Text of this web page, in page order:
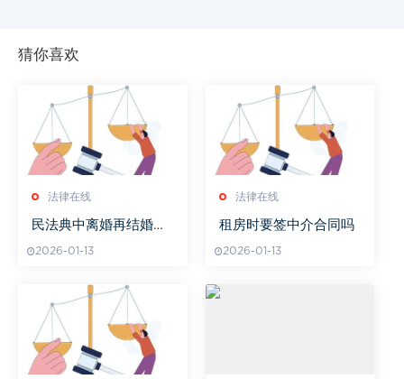
猜你喜欢
法律在线
民法典中离婚再结婚需
2026-01-13
法律在线
租房时要签中介合同吗
2026-01-13